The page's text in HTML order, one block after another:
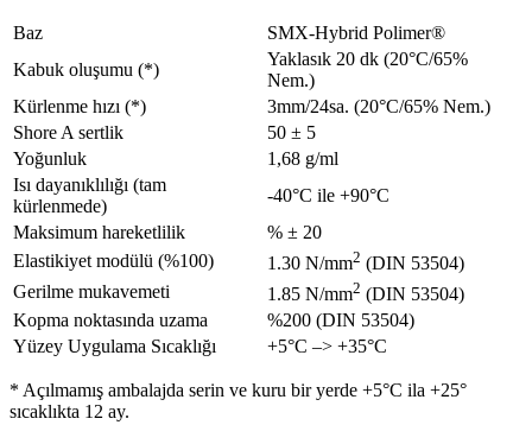
Baz
SMX-Hybrid Polimer®
Kabuk oluşumu (*)
Yaklasık 20 dk (20°C/65%
Nem.)
Kürlenme hızı (*)
3mm/24sa. (20°C/65% Nem.)
Shore A sertlik
50 ± 5
Yoğunluk
1,68 g/ml
Isı dayanıklılığı (tam
kürlenmede)
-40°C ile +90°C
Maksimum hareketlilik
% ± 20
Elastikiyet modülü (%100)
1.30 N/mm2 (DIN 53504)
Gerilme mukavemeti
1.85 N/mm2 (DIN 53504)
Kopma noktasında uzama
%200 (DIN 53504)
Yüzey Uygulama Sıcaklığı
+5°C –> +35°C
* Açılmamış ambalajda serin ve kuru bir yerde +5°C ila +25°
sıcaklıkta 12 ay.